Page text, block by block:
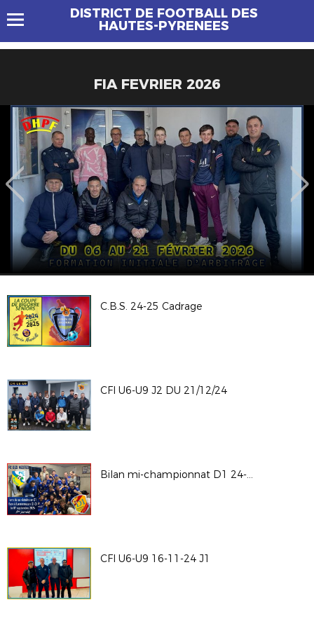
DISTRICT DE FOOTBALL DES
HAUTES-PYRENEES
FIA FEVRIER 2026
C.B.S. 24-25 Cadrage
CFI U6-U9 J2 DU 21/12/24
Bilan mi-championnat D1 24-25
CFI U6-U9 16-11-24 J1